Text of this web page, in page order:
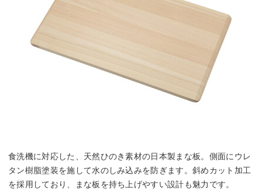
食洗機に対応した、天然ひのき素材の日本製まな板。側面にウレ
タン樹脂塗装を施して水のしみ込みを防ぎます。斜めカット加工
を採用しており、まな板を持ち上げやすい設計も魅力です。